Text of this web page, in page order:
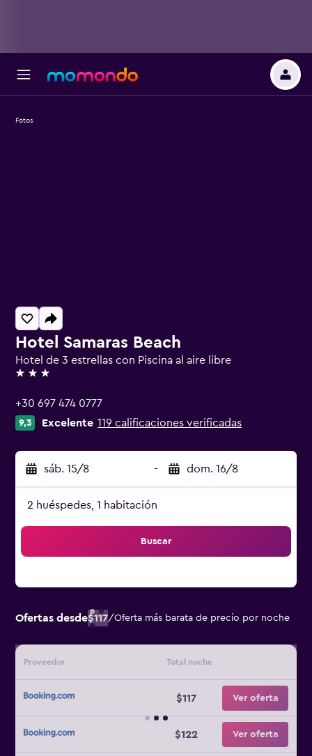
Hotel Samaras Beach
Hotel de 3 estrellas con Piscina al aire libre
3 estrellas
+30 697 474 0777
9,3 Excelente 119 calificaciones verificadas
sáb. 15/8 - dom. 16/8
2 huéspedes, 1 habitación
Buscar
Ofertas desde$117/Oferta más barata de precio por noche
Proveedor Total noche
$117 Ver oferta
$122 Ver oferta
Fotos